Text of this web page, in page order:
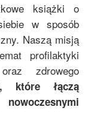
książki o
w sposób
Naszą misją
profilaktyki
zdrowego
które łączą